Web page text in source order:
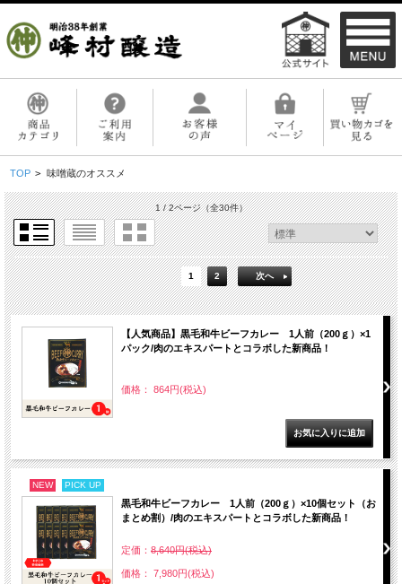
TOP > 味噌蔵のオススメ
1 / 2ページ（全30件）
1 2 次へ
【人気商品】黒毛和牛ビーフカレー 1人前（200ｇ）×1
パック/肉のエキスパートとコラボした新商品！
価格： 864円(税込)
NEW PICK UP
黒毛和牛ビーフカレー 1人前（200ｇ）×10個セット（お
まとめ割）/肉のエキスパートとコラボした新商品！
定価： 8,640円(税込)
価格： 7,980円(税込)